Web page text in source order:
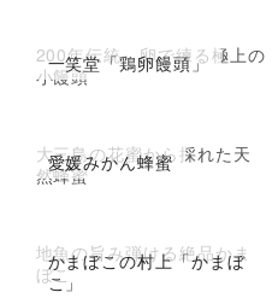
一笑堂「鶏卵饅頭」
200年伝統、卵で練る極上の
小饅頭
愛媛みかん蜂蜜
大三島の花蜜から採れた天
然蜂蜜
かまぼこの村上「かまぼ
こ」
地魚の旨み弾ける絶品かま
ぼこ